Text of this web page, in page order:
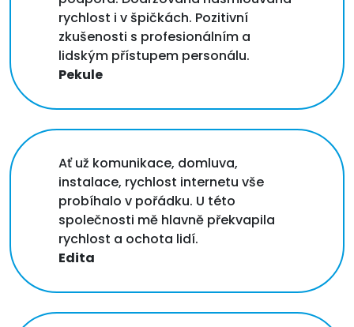
rychlost i v špičkách. Pozitivní
zkušenosti s profesionálním a
lidským přístupem personálu.
Pekule
Ať už komunikace, domluva,
instalace, rychlost internetu vše
probíhalo v pořádku. U této
společnosti mě hlavně překvapila
rychlost a ochota lidí.
Edita